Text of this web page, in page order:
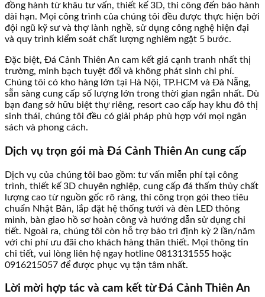
đồng hành từ khâu tư vấn, thiết kế 3D, thi công đến bảo hành
dài hạn. Mọi công trình của chúng tôi đều được thực hiện bởi
đội ngũ kỹ sư và thợ lành nghề, sử dụng công nghệ hiện đại
và quy trình kiểm soát chất lượng nghiêm ngặt 5 bước.
Đặc biệt, Đá Cảnh Thiên An cam kết giá cạnh tranh nhất thị
trường, minh bạch tuyệt đối và không phát sinh chi phí.
Chúng tôi có kho hàng lớn tại Hà Nội, TP.HCM và Đà Nẵng,
sẵn sàng cung cấp số lượng lớn trong thời gian ngắn nhất. Dù
bạn đang sở hữu biệt thự riêng, resort cao cấp hay khu đô thị
sinh thái, chúng tôi đều có giải pháp phù hợp với mọi ngân
sách và phong cách.
Dịch vụ trọn gói mà Đá Cảnh Thiên An cung cấp
Dịch vụ của chúng tôi bao gồm: tư vấn miễn phí tại công
trình, thiết kế 3D chuyên nghiệp, cung cấp đá thấm thủy chất
lượng cao từ nguồn gốc rõ ràng, thi công trọn gói theo tiêu
chuẩn Nhật Bản, lắp đặt hệ thống tưới và đèn LED thông
minh, bàn giao hồ sơ hoàn công và hướng dẫn sử dụng chi
tiết. Ngoài ra, chúng tôi còn hỗ trợ bảo trì định kỳ 2 lần/năm
với chi phí ưu đãi cho khách hàng thân thiết. Mọi thông tin
chi tiết, vui lòng liên hệ ngay hotline 0813131555 hoặc
0916215057 để được phục vụ tận tâm nhất.
Lời mời hợp tác và cam kết từ Đá Cảnh Thiên An